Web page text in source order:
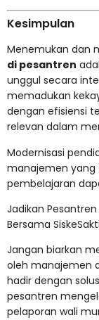
Kesimpulan
Menemukan dan
di pesantren
unggul secara
memadukan
dengan efisiensi
relevan dalam
Modernisasi
manajemen yang
pembelajaran
Jadikan
Bersama
Jangan biarkan
oleh manajemen
hadir dengan
pesantren
pelaporan wali